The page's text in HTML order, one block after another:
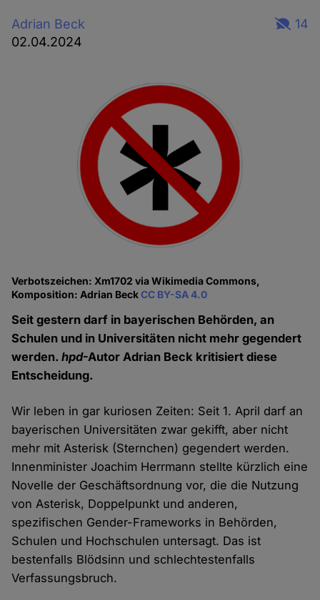
Adrian Beck
02.04.2024
14
Verbotszeichen: Xm1702 via Wikimedia Commons,
Komposition: Adrian BeckCC BY-SA 4.0
Seit gestern darf in bayerischen Behörden, an
Schulen und in Universitäten nicht mehr gegendert
werden.hpd-Autor Adrian Beck kritisiert diese
Entscheidung.
Wir leben in gar kuriosen Zeiten: Seit 1. April darf an
bayerischen Universitäten zwar gekifft, aber nicht
mehr mit Asterisk (Sternchen) gegendert werden.
Innenminister Joachim Herrmann stellte kürzlich eine
Novelle der Geschäftsordnung vor, die die Nutzung
von Asterisk, Doppelpunkt und anderen,
spezifischen Gender-Frameworks in Behörden,
Schulen und Hochschulen untersagt. Das ist
bestenfalls Blödsinn und schlechtestenfalls
Verfassungsbruch.